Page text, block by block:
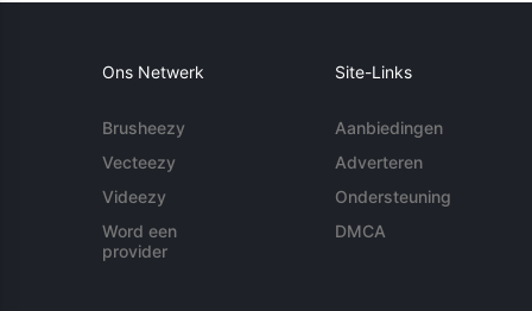
Ons Netwerk
Brusheezy
Vecteezy
Videezy
Word een
provider
Site-Links
Aanbiedingen
Adverteren
Ondersteuning
DMCA